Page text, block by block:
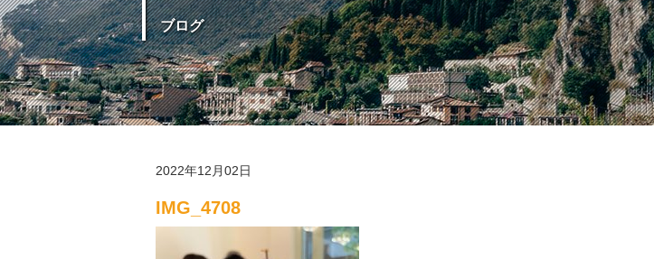
ブログ
2022年12月02日
IMG_4708